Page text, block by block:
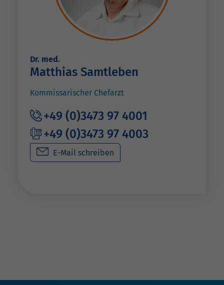
Dr. med.
Matthias Samtleben
Kommissarischer Chefarzt
+49 (0)3473 97 4001
+49 (0)3473 97 4003
E-Mail schreiben